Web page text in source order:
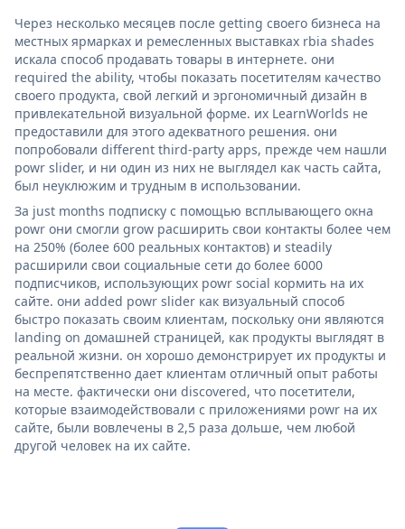
Через несколько месяцев после getting своего бизнеса на
местных ярмарках и ремесленных выставках rbia shades
искала способ продавать товары в интернете. они
required the ability, чтобы показать посетителям качество
своего продукта, свой легкий и эргономичный дизайн в
привлекательной визуальной форме. их LearnWorlds не
предоставили для этого адекватного решения. они
попробовали different third-party apps, прежде чем нашли
powr slider, и ни один из них не выглядел как часть сайта,
был неуклюжим и трудным в использовании.
За just months подписку с помощью всплывающего окна
powr они смогли grow расширить свои контакты более чем
на 250% (более 600 реальных контактов) и steadily
расширили свои социальные сети до более 6000
подписчиков, использующих powr social кормить на их
сайте. они added powr slider как визуальный способ
быстро показать своим клиентам, поскольку они являются
landing on домашней страницей, как продукты выглядят в
реальной жизни. он хорошо демонстрирует их продукты и
беспрепятственно дает клиентам отличный опыт работы
на месте. фактически они discovered, что посетители,
которые взаимодействовали с приложениями powr на их
сайте, были вовлечены в 2,5 раза дольше, чем любой
другой человек на их сайте.